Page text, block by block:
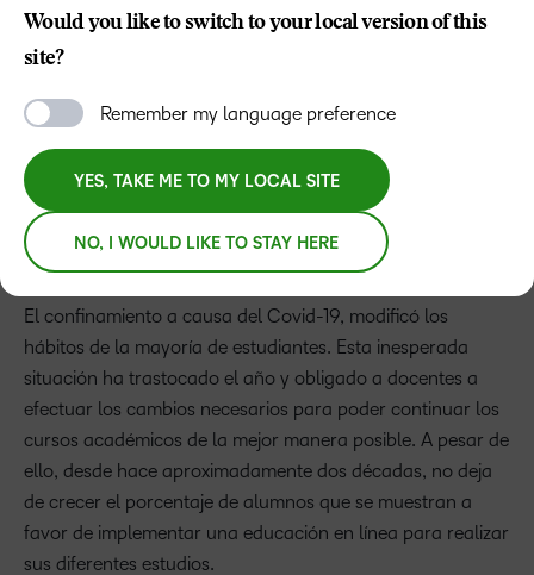
El confinamiento a causa del Covid-19, modificó los
hábitos de la mayoría de estudiantes. Esta inesperada
situación ha trastocado el año y obligado a docentes a
efectuar los cambios necesarios para poder continuar los
cursos académicos de la mejor manera posible. A pesar de
ello, desde hace aproximadamente dos décadas, no deja
de crecer el porcentaje de alumnos que se muestran a
favor de implementar una educación en línea para realizar
sus diferentes estudios.
Would you like to switch to your local version of this
site?
Remember my language preference
YES, TAKE ME TO MY LOCAL SITE
NO, I WOULD LIKE TO STAY HERE